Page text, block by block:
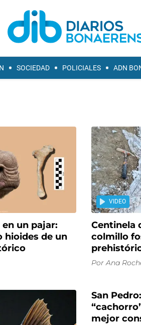
SOCIEDAD POLICIALES ADN
un pajar:
hioides de un
VIDEO
Centinela
colmillo
Por Ana
San
mejor